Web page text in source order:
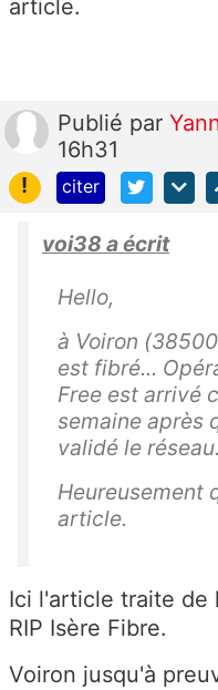
article.
Publié par
16h31
!
citer
voi38 a écrit
Hello,
à Voiron
est fibré...
Free est arrivé
semaine après
validé le réseau.
Heureusement
article.
Ici l'article traite de
RIP Isère Fibre.
Voiron jusqu'à